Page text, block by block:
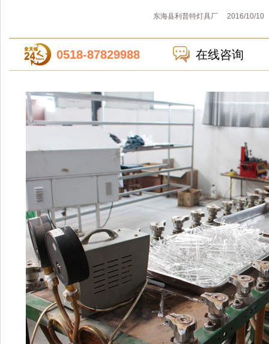
东海县利普特灯具厂 2016/10/10
0518-87829988 在线咨询